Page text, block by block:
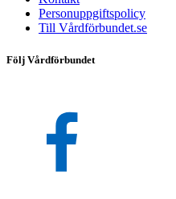
Personuppgiftspolicy
Till Vårdförbundet.se
Följ Vårdförbundet